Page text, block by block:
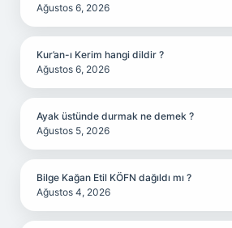
Ağustos 6, 2026
Kur’an-ı Kerim hangi dildir ?
Ağustos 6, 2026
Ayak üstünde durmak ne demek ?
Ağustos 5, 2026
Bilge Kağan Etil KÖFN dağıldı mı ?
Ağustos 4, 2026